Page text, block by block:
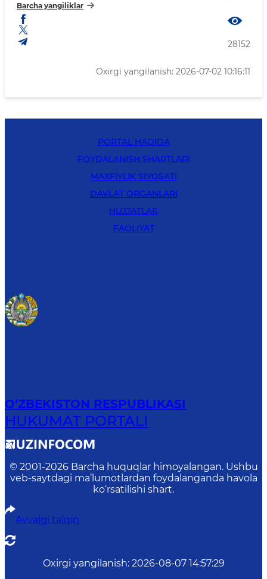
Barcha yangiliklar
28152
Oxirgi yangilanish: 2026-07-02 10:16:11
PORTAL HAQIDA
FOYDALANISH SHARTLARI
MAXFIYLIK SIYOSATI
DAVLAT ORGANLARI
HUJJATLAR
FAOLIYAT
O‘ZBEKISTON RESPUBLIKASI
HUKUMAT PORTALI
© 2001-2026 Barcha huquqlar himoyalangan. Ushbu
veb-saytdagi ma’lumotlardan foydalanganda havola
ko‘rsatilishi shart.
Avvalgi talqin
Oxirgi yangilanish: 2026-08-07 14:57:29